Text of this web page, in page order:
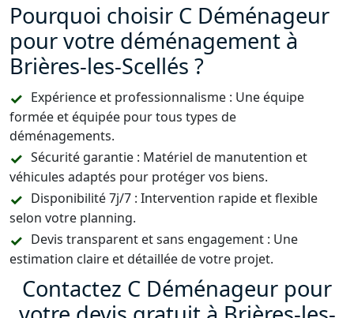
Pourquoi choisir C Déménageur
pour votre déménagement à
Brières-les-Scellés ?
Expérience et professionnalisme : Une équipe
formée et équipée pour tous types de
déménagements.
Sécurité garantie : Matériel de manutention et
véhicules adaptés pour protéger vos biens.
Disponibilité 7j/7 : Intervention rapide et flexible
selon votre planning.
Devis transparent et sans engagement : Une
estimation claire et détaillée de votre projet.
Contactez C Déménageur pour